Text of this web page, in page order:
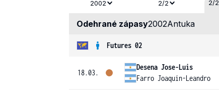
2002 2/2 2/2
Odehrané zápasy2002Antuka
Futures 02
18.03.
Desena Jose-Luis
Farro Joaquin-Leandro